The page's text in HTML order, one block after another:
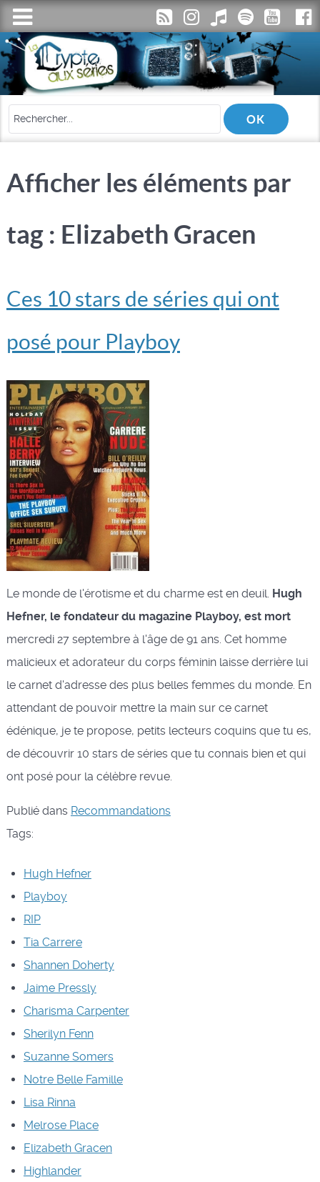
Afficher les éléments par
tag : Elizabeth Gracen
Ces 10 stars de séries qui ont
posé pour Playboy
Le monde de l'érotisme et du charme est en deuil. Hugh
Hefner, le fondateur du magazine Playboy, est mort
mercredi 27 septembre à l'âge de 91 ans. Cet homme
malicieux et adorateur du corps féminin laisse derrière lui
le carnet d'adresse des plus belles femmes du monde. En
attendant de pouvoir mettre la main sur ce carnet
édénique, je te propose, petits lecteurs coquins que tu es,
de découvrir 10 stars de séries que tu connais bien et qui
ont posé pour la célèbre revue.
Publié dans Recommandations
Tags:
Hugh Hefner
Playboy
RIP
Tia Carrere
Shannen Doherty
Jaime Pressly
Charisma Carpenter
Sherilyn Fenn
Suzanne Somers
Notre Belle Famille
Lisa Rinna
Melrose Place
Elizabeth Gracen
Highlander